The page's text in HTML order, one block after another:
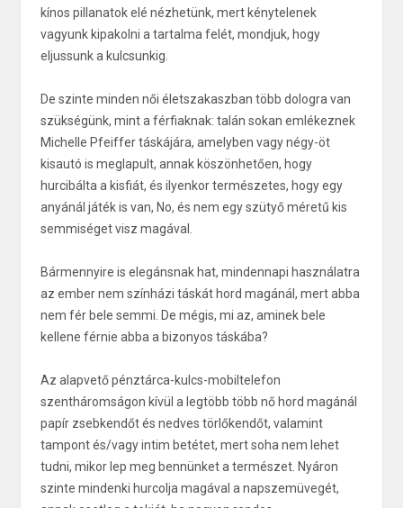
kínos pillanatok elé nézhetünk, mert kénytelenek
vagyunk kipakolni a tartalma felét, mondjuk, hogy
eljussunk a kulcsunkig.
De szinte minden női életszakaszban több dologra van
szükségünk, mint a férfiaknak: talán sokan emlékeznek
Michelle Pfeiffer táskájára, amelyben vagy négy-öt
kisautó is meglapult, annak köszönhetően, hogy
hurcibálta a kisfiát, és ilyenkor természetes, hogy egy
anyánál játék is van, No, és nem egy szütyő méretű kis
semmiséget visz magával.
Bármennyire is elegánsnak hat, mindennapi használatra
az ember nem színházi táskát hord magánál, mert abba
nem fér bele semmi. De mégis, mi az, aminek bele
kellene férnie abba a bizonyos táskába?
Az alapvető pénztárca-kulcs-mobiltelefon
szentháromságon kívül a legtöbb több nő hord magánál
papír zsebkendőt és nedves törlőkendőt, valamint
tampont és/vagy intim betétet, mert soha nem lehet
tudni, mikor lep meg bennünket a természet. Nyáron
szinte mindenki hurcolja magával a napszemüvegét,